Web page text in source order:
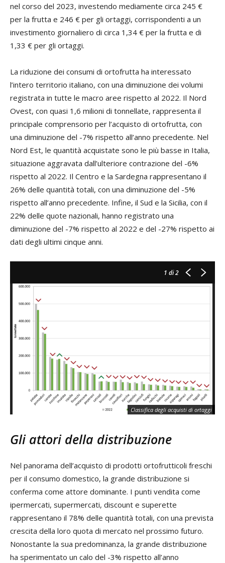
nel corso del 2023, investendo mediamente circa 245 €
per la frutta e 246 € per gli ortaggi, corrispondenti a un
investimento giornaliero di circa 1,34 € per la frutta e di
1,33 € per gli ortaggi.
La riduzione dei consumi di ortofrutta ha interessato
l’intero territorio italiano, con una diminuzione dei volumi
registrata in tutte le macro aree rispetto al 2022. Il Nord
Ovest, con quasi 1,6 milioni di tonnellate, rappresenta il
principale comprensorio per l’acquisto di ortofrutta, con
una diminuzione del -7% rispetto all’anno precedente. Nel
Nord Est, le quantità acquistate sono le più basse in Italia,
situazione aggravata dall’ulteriore contrazione del -6%
rispetto al 2022. Il Centro e la Sardegna rappresentano il
26% delle quantità totali, con una diminuzione del -5%
rispetto all’anno precedente. Infine, il Sud e la Sicilia, con il
22% delle quote nazionali, hanno registrato una
diminuzione del -7% rispetto al 2022 e del -27% rispetto ai
dati degli ultimi cinque anni.
1 di 2
Classifica degli acquisti di ortaggi
Gli attori della distribuzione
Nel panorama dell’acquisto di prodotti ortofrutticoli freschi
per il consumo domestico, la grande distribuzione si
conferma come attore dominante. I punti vendita come
ipermercati, supermercati, discount e superette
rappresentano il 78% delle quantità totali, con una prevista
crescita della loro quota di mercato nel prossimo futuro.
Nonostante la sua predominanza, la grande distribuzione
ha sperimentato un calo del -3% rispetto all’anno